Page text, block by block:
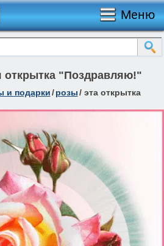
Меню
открытка "Поздравляю!"
и подарки/ розы/ эта открытка